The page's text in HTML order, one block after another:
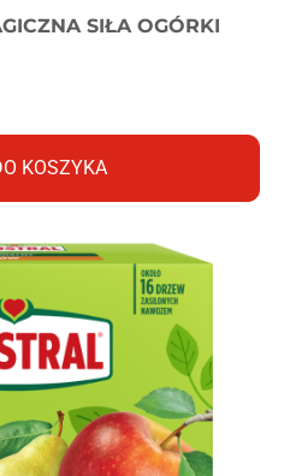
SIŁA OGÓRKI
KOSZYKA